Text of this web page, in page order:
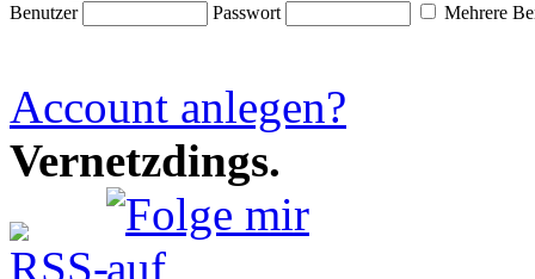
Benutzer Passwort Mehrere
Account anlegen?
Vernetzdings.